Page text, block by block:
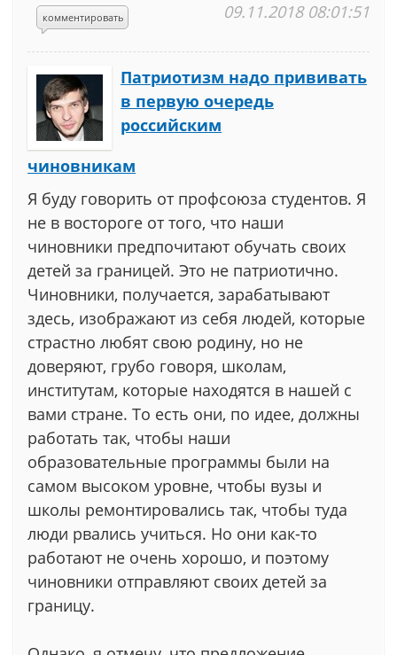
комментировать 09.11.2018 08:01:51
Патриотизм надо прививать
в первую очередь
российским
чиновникам
Я буду говорить от профсоюза студентов. Я
не в востороге от того, что наши
чиновники предпочитают обучать своих
детей за границей. Это не патриотично.
Чиновники, получается, зарабатывают
здесь, изображают из себя людей, которые
страстно любят свою родину, но не
доверяют, грубо говоря, школам,
институтам, которые находятся в нашей с
вами стране. То есть они, по идее, должны
работать так, чтобы наши
образовательные программы были на
самом высоком уровне, чтобы вузы и
школы ремонтировались так, чтобы туда
люди рвались учиться. Но они как-то
работают не очень хорошо, и поэтому
чиновники отправляют своих детей за
границу.